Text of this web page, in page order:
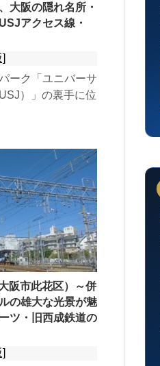
大阪の隠れ名所・
アクセス線・
ーク「ユニバーサ
）」の裏手に位
１面２線の終着
阪市此花区）～併
の雄大な光景が魅
ツ・旧西成鉄道の